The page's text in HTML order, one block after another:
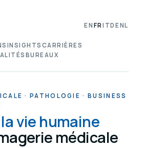
INSIGHTS CARRIÈRES
BUREAUX
ENFRITDENL
· PATHOLOGIE · BUSINESS
la vie humaine
médicale